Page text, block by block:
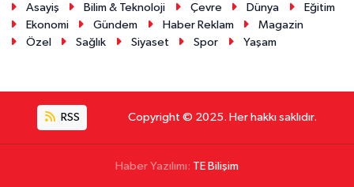
Asayiş Bilim & Teknoloji Çevre Dünya
Eğitim
Ekonomi
Gündem Haber Reklam
Magazin
Özel
Sağlık Siyaset Spor Yaşam
RSS Copyright © 2025. Her hakkı saklıdır.
Haber Yazılımı: TE Bilişim